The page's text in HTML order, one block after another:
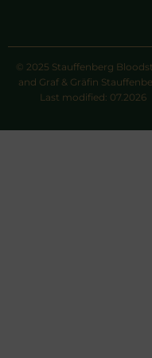
© 2025 Stauffenberg
and Graf & Gräfin
Last modified: 07.2026